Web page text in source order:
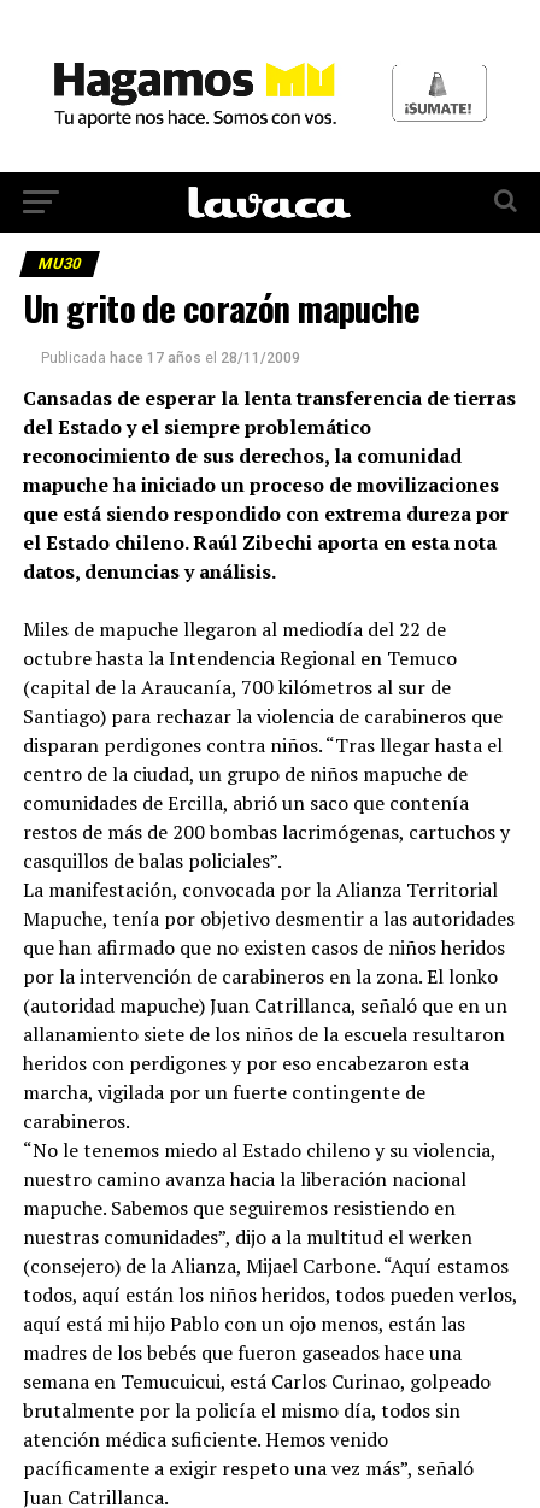
MU30
Un grito de corazón mapuche
Publicada hace 17 años el 28/11/2009
Cansadas de esperar la lenta transferencia de tierras
del Estado y el siempre problemático
reconocimiento de sus derechos, la comunidad
mapuche ha iniciado un proceso de movilizaciones
que está siendo respondido con extrema dureza por
el Estado chileno. Raúl Zibechi aporta en esta nota
datos, denuncias y análisis.
Miles de mapuche llegaron al mediodía del 22 de
octubre hasta la Intendencia Regional en Temuco
(capital de la Araucanía, 700 kilómetros al sur de
Santiago) para rechazar la violencia de carabineros que
disparan perdigones contra niños. “Tras llegar hasta el
centro de la ciudad, un grupo de niños mapuche de
comunidades de Ercilla, abrió un saco que contenía
restos de más de 200 bombas lacrimógenas, cartuchos y
casquillos de balas policiales”.
La manifestación, convocada por la Alianza Territorial
Mapuche, tenía por objetivo desmentir a las autoridades
que han afirmado que no existen casos de niños heridos
por la intervención de carabineros en la zona. El lonko
(autoridad mapuche) Juan Catrillanca, señaló que en un
allanamiento siete de los niños de la escuela resultaron
heridos con perdigones y por eso encabezaron esta
marcha, vigilada por un fuerte contingente de
carabineros.
“No le tenemos miedo al Estado chileno y su violencia,
nuestro camino avanza hacia la liberación nacional
mapuche. Sabemos que seguiremos resistiendo en
nuestras comunidades”, dijo a la multitud el werken
(consejero) de la Alianza, Mijael Carbone. “Aquí estamos
todos, aquí están los niños heridos, todos pueden verlos,
aquí está mi hijo Pablo con un ojo menos, están las
madres de los bebés que fueron gaseados hace una
semana en Temucuicui, está Carlos Curinao, golpeado
brutalmente por la policía el mismo día, todos sin
atención médica suficiente. Hemos venido
pacíficamente a exigir respeto una vez más”, señaló
Juan Catrillanca.